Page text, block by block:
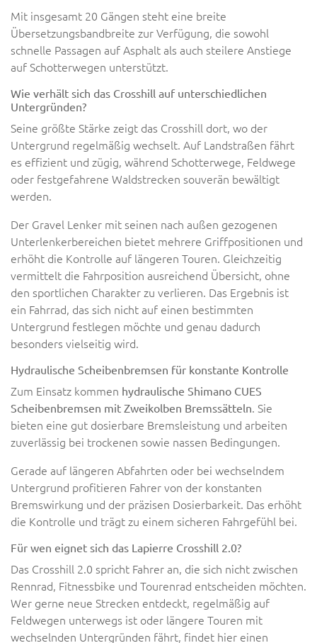
Mit insgesamt 20 Gängen steht eine breite
Übersetzungsbandbreite zur Verfügung, die sowohl
schnelle Passagen auf Asphalt als auch steilere Anstiege
auf Schotterwegen unterstützt.
Wie verhält sich das Crosshill auf unterschiedlichen
Untergründen?
Seine größte Stärke zeigt das Crosshill dort, wo der
Untergrund regelmäßig wechselt. Auf Landstraßen fährt
es effizient und zügig, während Schotterwege, Feldwege
oder festgefahrene Waldstrecken souverän bewältigt
werden.
Der Gravel Lenker mit seinen nach außen gezogenen
Unterlenkerbereichen bietet mehrere Griffpositionen und
erhöht die Kontrolle auf längeren Touren. Gleichzeitig
vermittelt die Fahrposition ausreichend Übersicht, ohne
den sportlichen Charakter zu verlieren. Das Ergebnis ist
ein Fahrrad, das sich nicht auf einen bestimmten
Untergrund festlegen möchte und genau dadurch
besonders vielseitig wird.
Hydraulische Scheibenbremsen für konstante Kontrolle
Zum Einsatz kommen hydraulische Shimano CUES
Scheibenbremsen mit Zweikolben Bremssätteln. Sie
bieten eine gut dosierbare Bremsleistung und arbeiten
zuverlässig bei trockenen sowie nassen Bedingungen.
Gerade auf längeren Abfahrten oder bei wechselndem
Untergrund profitieren Fahrer von der konstanten
Bremswirkung und der präzisen Dosierbarkeit. Das erhöht
die Kontrolle und trägt zu einem sicheren Fahrgefühl bei.
Für wen eignet sich das Lapierre Crosshill 2.0?
Das Crosshill 2.0 spricht Fahrer an, die sich nicht zwischen
Rennrad, Fitnessbike und Tourenrad entscheiden möchten.
Wer gerne neue Strecken entdeckt, regelmäßig auf
Feldwegen unterwegs ist oder längere Touren mit
wechselnden Untergründen fährt, findet hier einen